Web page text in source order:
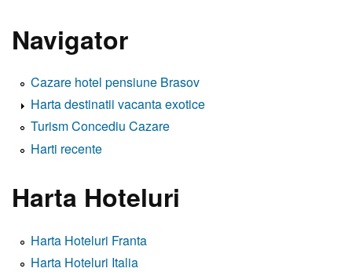
Navigator
Cazare hotel pensiune Brasov
Harta destinatii vacanta exotice
Turism Concediu Cazare
Harti recente
Harta Hoteluri
Harta Hoteluri Franta
Harta Hoteluri Italia